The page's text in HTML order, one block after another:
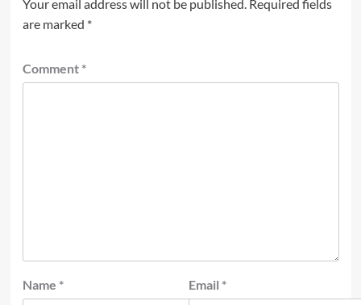
Your email address will not be published. Required fields
are marked *
Comment *
Name * Email *